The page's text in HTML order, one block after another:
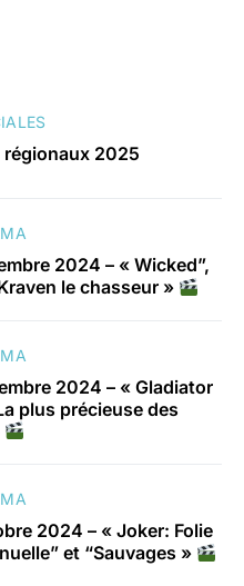
2025
2024 – « Wicked”,
le chasseur »
2024 – « Gladiator
plus précieuse des
2024 – « Joker: Folie
et “Sauvages »